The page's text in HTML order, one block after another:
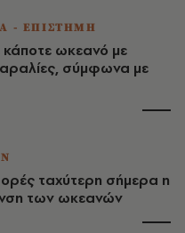
- ΕΠΙΣΤΗΜΗ
κάποτε ωκεανό με
σύμφωνα με
ταχύτερη σήμερα η
των ωκεανών